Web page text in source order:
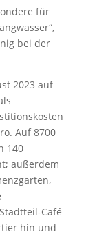
für
bei der
2023 auf
Auf 8700
140
außerdem
Café
hin und